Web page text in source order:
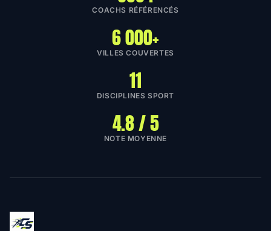
COACHS RÉFÉRENCÉS
6 000+
VILLES COUVERTES
11
DISCIPLINES SPORT
4.8 / 5
NOTE MOYENNE